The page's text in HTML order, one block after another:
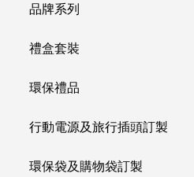
品牌系列
禮盒套裝
環保禮品
行動電源及旅行插頭訂製
環保袋及購物袋訂製